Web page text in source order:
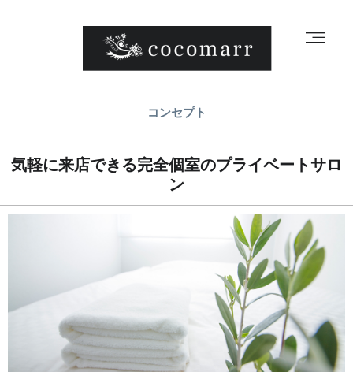
コンセプト
気軽に来店できる完全個室のプライベートサロ
ン